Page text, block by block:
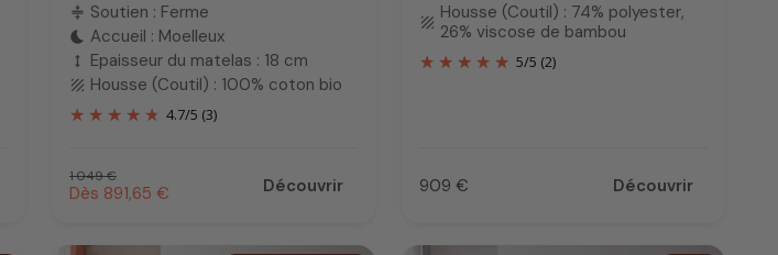
compress Soutien : Ferme
bedtime Accueil : Moelleux
height Epaisseur du matelas : 18 cm
texture Housse (Coutil) : 100% coton bio
4.7/5 (3)
Prix habituel
1 049 €
Prix promotionnel
Dès 891,65 € Découvrir
texture Housse (Coutil) : 74% polyester,
26% viscose de bambou
5/5 (2)
Prix
909 € Découvrir